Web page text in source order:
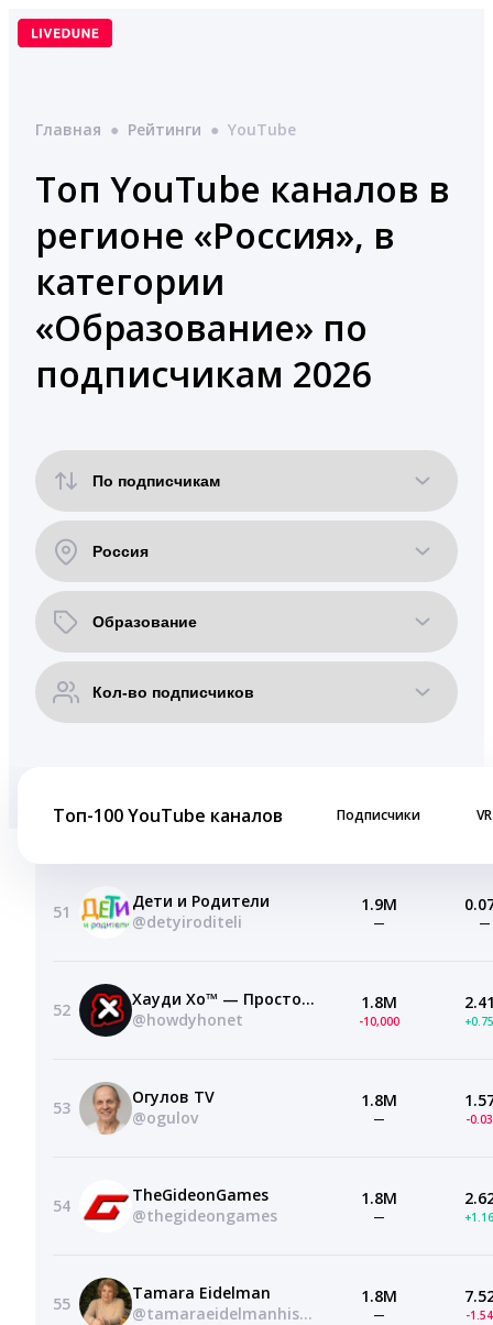
Перейти
Главная ● Рейтинги ● YouTube
Топ YouTube каналов в
регионе «Россия», в
категории
«Образование» по
подписчикам 2026
Топ-100 YouTube каналов Подписчики VR
51
Дети и Родители
@detyiroditeli
1.9M
— —
52
Хауди Хо™ — Просто о мире IT!
@howdyhonet
1.8M
-10,000
53
Огулов TV
@ogulov
1.8M
— -
54
TheGideonGames
@thegideongames
1.8M
—
55
Tamara Eidelman
@tamaraeidelmanhistory
1.8M
— -